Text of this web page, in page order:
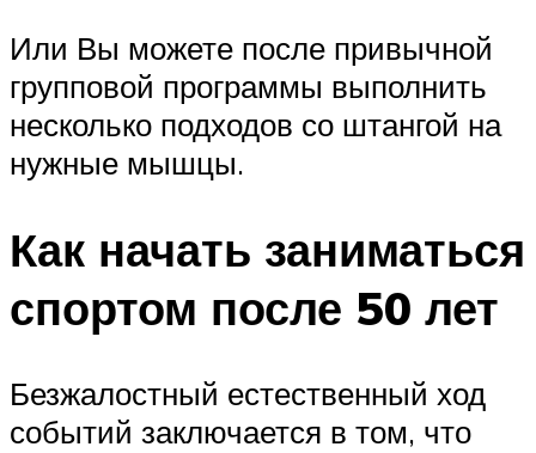
Или Вы можете после привычной
групповой программы выполнить
несколько подходов со штангой на
нужные мышцы.
Как начать заниматься
спортом после 50 лет
Безжалостный естественный ход
событий заключается в том, что